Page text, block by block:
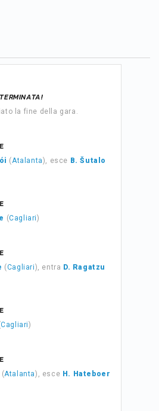
la fine della gara.
(Atalanta), esce B. Šutalo
(Cagliari)
(Cagliari), entra D. Ragatzu
Cagliari)
(Atalanta), esce H. Hateboer